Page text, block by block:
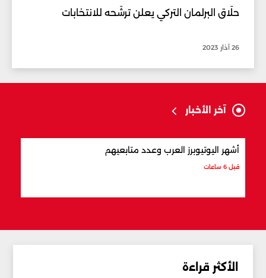
حلّاق البرلمان التركي يعلن ترشّحه للانتخابات
26 آذار 2023
آخر الأخبار
أشهر اليوتيوبرز العرب وعدد متابعيهم
قبل 6 ساعات
الأكثر قراءة